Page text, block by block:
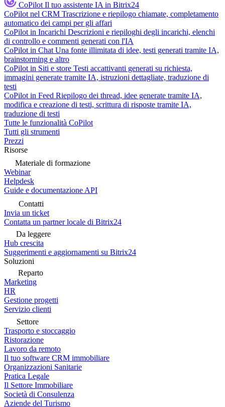
CoPilot Il tuo assistente IA in Bitrix24
CoPilot nel CRM Trascrizione e riepilogo chiamate, completamento
automatico dei campi per gli affari
CoPilot in Incarichi Descrizioni e riepiloghi degli incarichi, elenchi
di controllo e commenti generati con l'IA
CoPilot in Chat Una fonte illimitata di idee, testi generati tramite IA,
brainstorming e altro
CoPilot in Siti e store Testi accattivanti generati su richiesta,
immagini generate tramite IA, istruzioni dettagliate, traduzione di
testi
CoPilot in Feed Riepilogo dei thread, idee generate tramite IA,
modifica e creazione di testi, scrittura di risposte tramite IA,
traduzione di testi
Tutte le funzionalità CoPilot
Tutti gli strumenti
Prezzi
Risorse
Materiale di formazione
Webinar
Helpdesk
Guide e documentazione API
Contatti
Invia un ticket
Contatta un partner locale di Bitrix24
Da leggere
Hub crescita
Suggerimenti e aggiornamenti su Bitrix24
Soluzioni
Reparto
Marketing
HR
Gestione progetti
Servizio clienti
Settore
Trasporto e stoccaggio
Ristorazione
Lavoro da remoto
Il tuo software CRM immobiliare
Organizzazioni Sanitarie
Pratica Legale
Il Settore Immobiliare
Società di Consulenza
Aziende del Turismo